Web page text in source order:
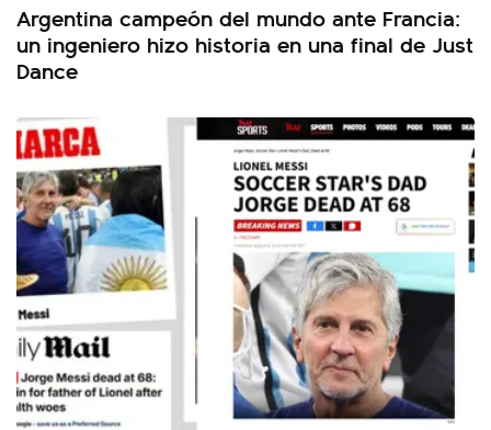
Argentina campeón del mundo ante Francia:
un ingeniero hizo historia en una final de Just
Dance